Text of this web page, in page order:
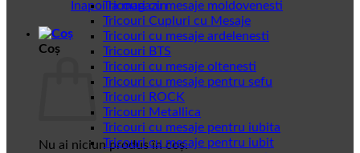
Înapoi la magazin
Coș
Nu ai niciun produs în coș.
Tricouri cu mesaje moldovenesti
Tricouri Cupluri cu Mesaje
Tricouri cu mesaje ardelenesti
Tricouri BTS
Tricouri cu mesaje oltenesti
Tricouri cu mesaje pentru sefu
Tricouri ROCK
Tricouri Metallica
Tricouri cu mesaje pentru iubita
Tricouri cu mesaje pentru iubit